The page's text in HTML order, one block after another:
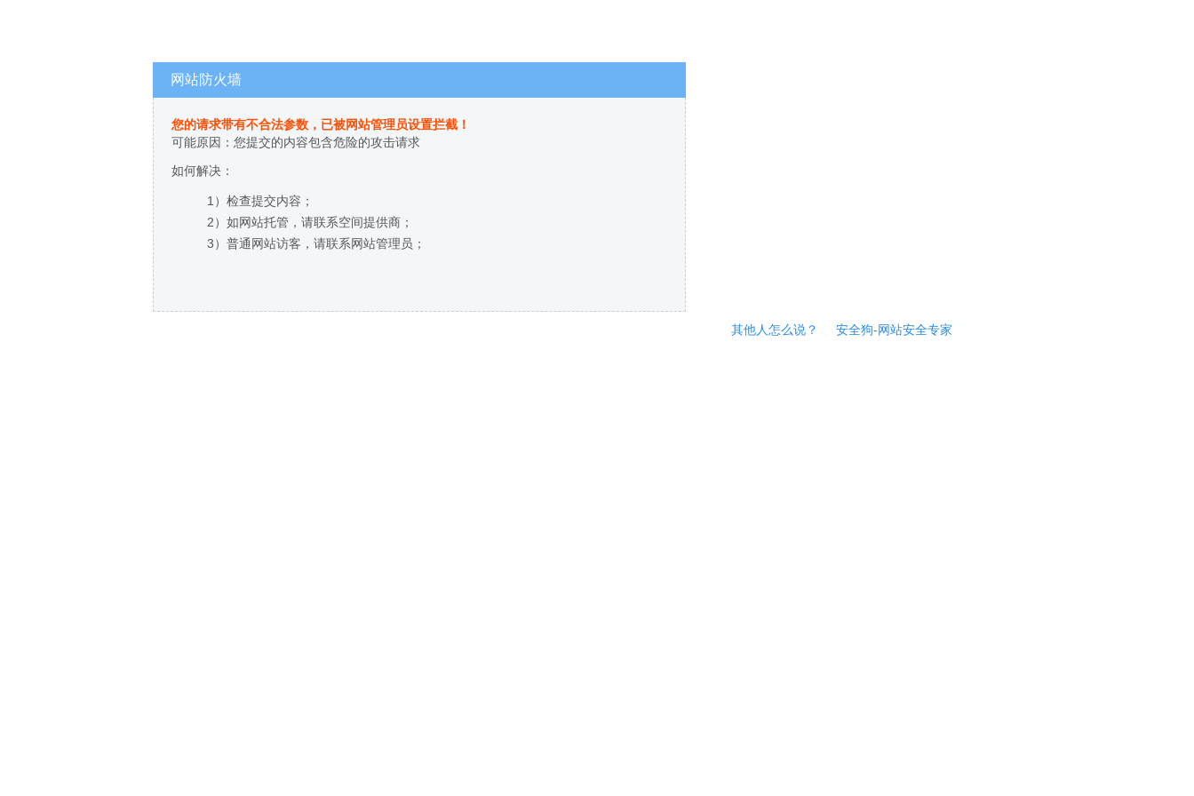
网站防火墙
您的请求带有不合法参数，已被网站管理员设置拦截！
可能原因：您提交的内容包含危险的攻击请求
如何解决：
1）检查提交内容；
2）如网站托管，请联系空间提供商；
3）普通网站访客，请联系网站管理员；
其他人怎么说？ 安全狗-网站安全专家